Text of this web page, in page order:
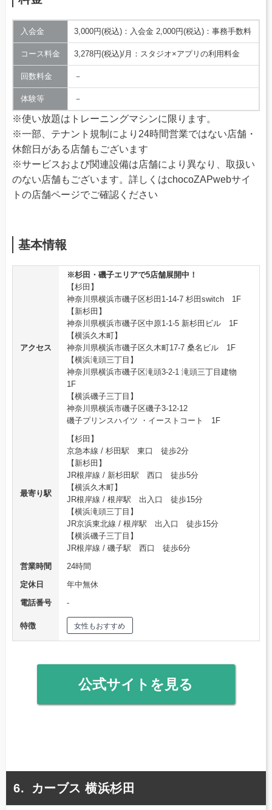
入会金 3,000円(税込)：入会金 2,000円(税込)：事務手数料
コース料金 3,278円(税込)/月：スタジオ×アプリの利用料金
回数料金 －
体験等 －
※使い放題はトレーニングマシンに限ります。
※一部、テナント規制により24時間営業ではない店舗・
休館日がある店舗もございます
※サービスおよび関連設備は店舗により異なり、取扱い
のない店舗もございます。詳しくはchocoZAPwebサイ
トの店舗ページでご確認ください
基本情報
アクセス
※杉田・磯子エリアで5店舗展開中！
【杉田】
神奈川県横浜市磯子区杉田1-14-7 杉田switch 1F
【新杉田】
神奈川県横浜市磯子区中原1-1-5 新杉田ビル 1F
【横浜久木町】
神奈川県横浜市磯子区久木町17-7 桑名ビル 1F
【横浜滝頭三丁目】
神奈川県横浜市磯子区滝頭3-2-1 滝頭三丁目建物
1F
【横浜磯子三丁目】
神奈川県横浜市磯子区磯子3-12-12
磯子プリンスハイツ ・イーストコート 1F
最寄り駅
【杉田】
京急本線 / 杉田駅 東口 徒歩2分
【新杉田】
JR根岸線 / 新杉田駅 西口 徒歩5分
【横浜久木町】
JR根岸線 / 根岸駅 出入口 徒歩15分
【横浜滝頭三丁目】
JR京浜東北線 / 根岸駅 出入口 徒歩15分
【横浜磯子三丁目】
JR根岸線 / 磯子駅 西口 徒歩6分
営業時間
24時間
定休日
年中無休
電話番号
‐
特徴 女性もおすすめ
公式サイトを見る
カーブス 横浜杉田